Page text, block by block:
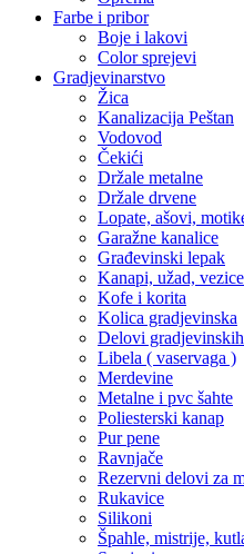
Farbe i pribor
Boje i lakovi
Color sprejevi
Gradjevinarstvo
Žica
Kanalizacija Peštan
Vodovod
Čekići
Držale metalne
Držale drvene
Lopate, ašovi,
Garažne kanalice
Građevinski lepak
Kanapi, užad, vezice
Kofe i korita
Kolica gradjevinska
Delovi
Libela ( vaservaga )
Merdevine
Metalne i pvc šahte
Poliesterski kanap
Pur pene
Ravnjače
Rezervni delovi za
Rukavice
Silikoni
Špahle, mistrije,